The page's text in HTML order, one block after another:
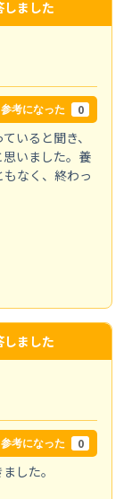
しました
参考になった 0
いると聞き、
いました。養
なく、終わっ
しました
参考になった 0
した。